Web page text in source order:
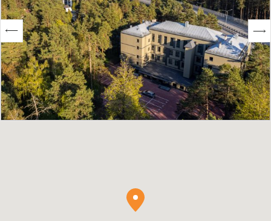
PAKALPOJUMI
UZTURĒŠANĀS ATĻAUJA
KONTAKTI